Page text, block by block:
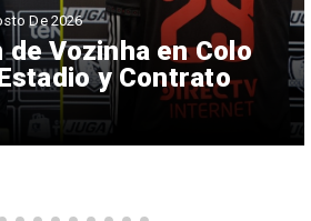
Vozinha en Colo
y Contrato
De 2026